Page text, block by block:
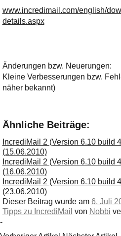
www.incredimail.com/english/
details.aspx
Änderungen bzw. Neuerungen:
Kleine Verbesserungen bzw.
näher bekannt)
Ähnliche Beiträge:
IncrediMail 2 (Version 6.10 build
(15.06.2010)
IncrediMail 2 (Version 6.10 build
(16.06.2010)
IncrediMail 2 (Version 6.10 build
(23.06.2010)
Dieser Beitrag wurde am 6. Juli
Tipps zu IncrediMail von Nobbi
-
E-Mail bestätigen